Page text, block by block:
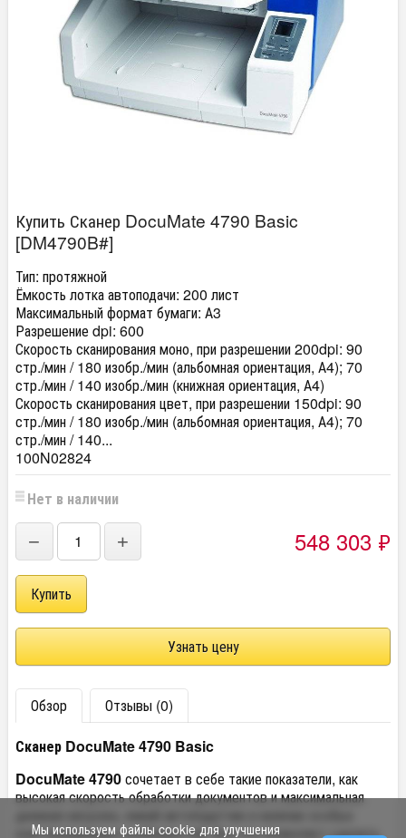
Купить Сканер DocuMate 4790 Basic
[DM4790B#]
Тип: протяжной
Ёмкость лотка автоподачи: 200 лист
Максимальный формат бумаги: А3
Разрешение dpi: 600
Скорость сканирования моно, при разрешении 200dpi: 90
стр./мин / 180 изобр./мин (альбомная ориентация, А4); 70
стр./мин / 140 изобр./мин (книжная ориентация, А4)
Скорость сканирования цвет, при разрешении 150dpi: 90
стр./мин / 180 изобр./мин (альбомная ориентация, А4); 70
стр./мин / 140...
100N02824
Нет в наличии
− + 548 303 ₽
Узнать цену
Обзор
Отзывы (0)
Сканер DocuMate 4790 Basic
DocuMate 4790сочетает в себе такие показатели, как
высокая скорость обработки документов и максимальная
конструкционных особенностей. Все это позволяет сделать
Мы используем файлы cookie для улучшения